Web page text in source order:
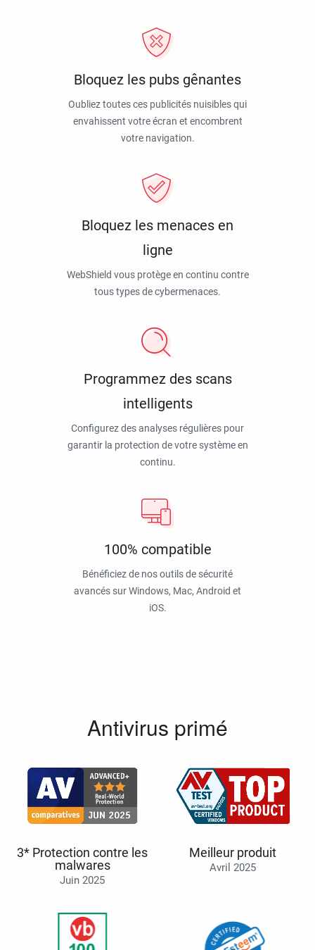
Bloquez les pubs gênantes
Oubliez toutes ces publicités nuisibles qui
envahissent votre écran et encombrent
votre navigation.
Bloquez les menaces en
ligne
WebShield vous protège en continu contre
tous types de cybermenaces.
Programmez des scans
intelligents
Configurez des analyses régulières pour
garantir la protection de votre système en
continu.
100% compatible
Bénéficiez de nos outils de sécurité
avancés sur Windows, Mac, Android et
iOS.
Antivirus primé
3* Protection contre les
malwares
Juin 2025
Meilleur produit
Avril 2025